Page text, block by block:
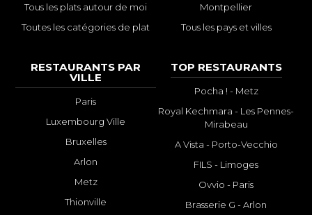
Tous les plats autour de moi
Toutes les catégories de plat
Montpellier
Tous les pays et villes
RESTAURANTS PAR
VILLE
Paris
Luxembourg Ville
Bruxelles
Arlon
Metz
Thionville
TOP RESTAURANTS
Pocha ! - Metz
Royal Kechmara - Les Pennes-
Mirabeau
A Vista - Porto-Vecchio
FILS - Limoges
Ovvio - Paris
Brasserie G - Arlon